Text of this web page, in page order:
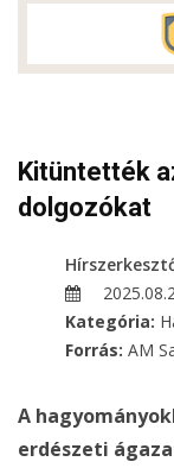
Kitüntették
dolgozókat
Kategória:
Forrás: AM
A
erdészeti